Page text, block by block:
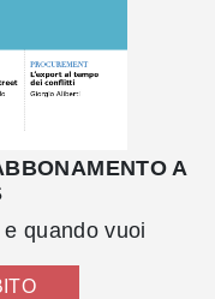
A
quando vuoi